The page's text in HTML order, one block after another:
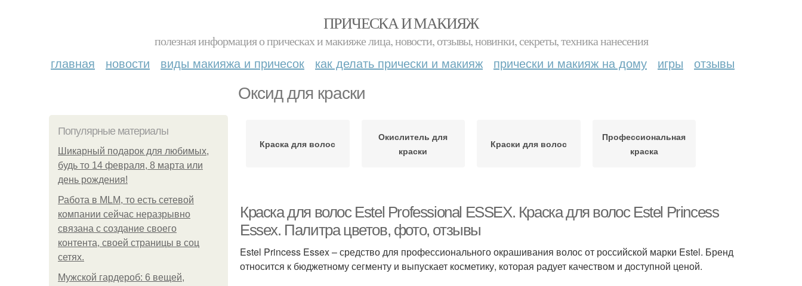
ПРИЧЕСКА И МАКИЯЖ
полезная информация о прическах и макияже лица, новости, отзывы, новинки, секреты, техника нанесения
главная новости виды макияжа и причесок как делать прически и макияж прически и макияж на дому игры отзывы
Оксид для краски
Популярные материалы
Шикарный подарок для любимых,
будь то 14 февраля, 8 марта или
день рождения!
Работа в MLM, то есть сетевой
компании сейчас неразрывно
связана с создание своего
контента, своей страницы в соц
сетях.
Мужской гардероб: 6 вещей,
Краска для волос
Окислитель для
краски
Краски для волос
Профессиональная
краска
Краска для волос Estel Professional ESSEX. Краска для волос Estel Princess
Essex. Палитра цветов, фото, отзывы
Estel Princess Essex – средство для профессионального окрашивания волос от российской марки Estel. Бренд
относится к бюджетному сегменту и выпускает косметику, которая радует качеством и доступной ценой.